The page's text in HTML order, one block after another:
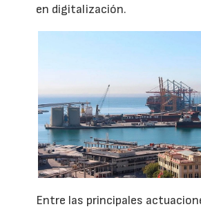
en digitalización.
Entre las principales